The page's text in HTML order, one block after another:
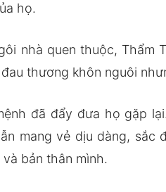
họ.
nhà quen thuộc, Thẩm
thương khôn nguôi
đã đẩy đưa họ gặp
mang vẻ dịu dàng,
bản thân mình.